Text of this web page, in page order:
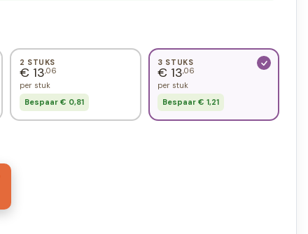
2 STUKS
€ 13,06
per stuk
Bespaar € 0,81
3 STUKS
€ 13,06
per stuk
Bespaar € 1,21